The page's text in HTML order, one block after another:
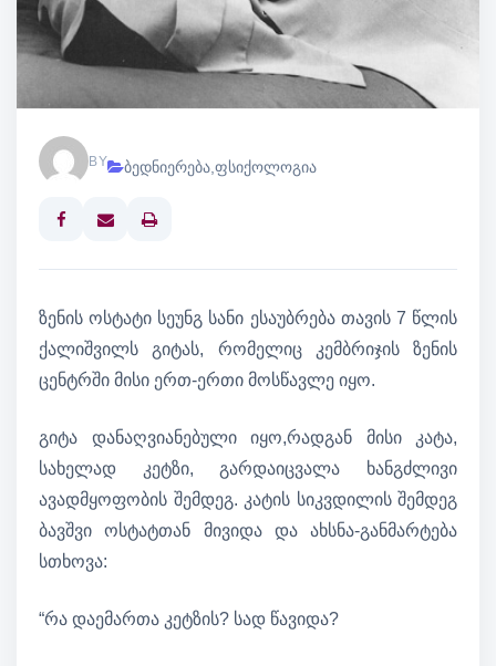
BY ბედნიერება ფსიქოლოგია
Print
ზენის ოსტატი სეუნგ სანი ესაუბრება თავის 7 წლის
ქალიშვილს გიტას, რომელიც კემბრიჯის ზენის
ცენტრში მისი ერთ-ერთი მოსწავლე იყო.
გიტა დანაღვიანებული იყო,რადგან მისი კატა,
სახელად კეტზი, გარდაიცვალა ხანგძლივი
ავადმყოფობის შემდეგ. კატის სიკვდილის შემდეგ
ბავშვი ოსტატთან მივიდა და ახსნა-განმარტება
სთხოვა:
“რა დაემართა კეტზის? სად წავიდა?